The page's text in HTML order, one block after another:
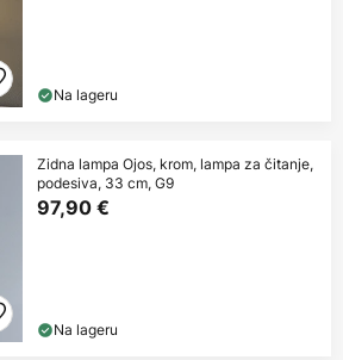
Na lageru
Zidna lampa Ojos, krom, lampa za čitanje,
podesiva, 33 cm, G9
97,90 €
Na lageru